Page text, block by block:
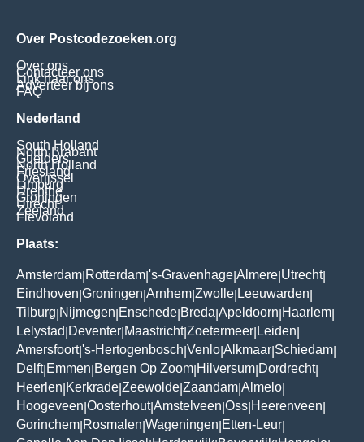
Over Postcodezoeken.org
Over ons
Contacteer ons
Link naar ons
Adverteer bij ons
FAQ
Nederland
South Holland
North Brabant
Guelders
North Holland
Friesland
Overijssel
Limburg
Drenthe
Groningen
Utrecht
Zeeland
Flevoland
Plaats:
Amsterdam Rotterdam 's-Gravenhage Almere Utrecht|
Eindhoven Groningen Arnhem Zwolle Leeuwarden
Tilburg Nijmegen Enschede Breda Apeldoorn Haarlem
Lelystad Deventer Maastricht|Zoetermeer Leiden
Amersfoort|'s-Hertogenbosch Venlo Alkmaar Schiedam
Delft| Emmen Bergen Op Zoom Hilversum Dordrecht|
Heerlen Kerkrade Zeewolde Zaandam Almelo
Hoogeveen Oosterhout|Amstelveen Oss Heerenveen
Gorinchem Rosmalen Wageningen Etten-Leur